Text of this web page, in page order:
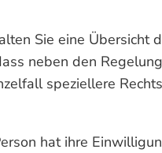
Sie eine Übersicht
neben den
speziellere
hat ihre